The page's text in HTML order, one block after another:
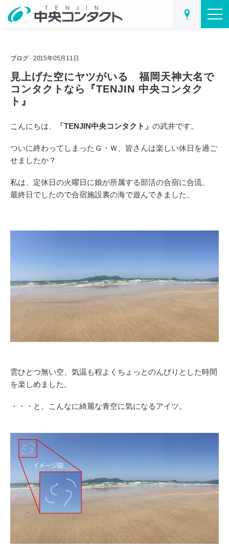
ブログ· 2015年05月11日
見上げた空にヤツがいる 福岡天神大名で
コンタクトなら『TENJIN 中央コンタク
ト』
こんにちは、 「TENJIN中央コンタクト」 の武井です。
ついに終わってしまったＧ・Ｗ、皆さんは楽しい休日を過ご
せましたか？
私は、定休日の火曜日に娘が所属する部活の合宿に合流、
最終日でしたので合宿施設裏の海で遊んできました。
雲ひとつ無い空、気温も程よくちょっとのんびりとした時間
を楽しめました。
・・・と、こんなに綺麗な青空に気になるアイツ。